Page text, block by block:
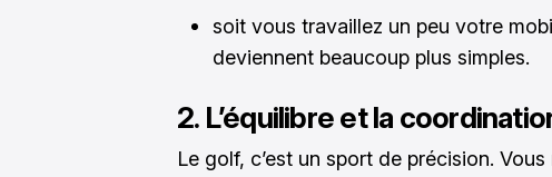
soit vous travaillez un peu votre
deviennent beaucoup plus simples.
2. L’équilibre et la
Le golf, c’est un sport de précision. Vous